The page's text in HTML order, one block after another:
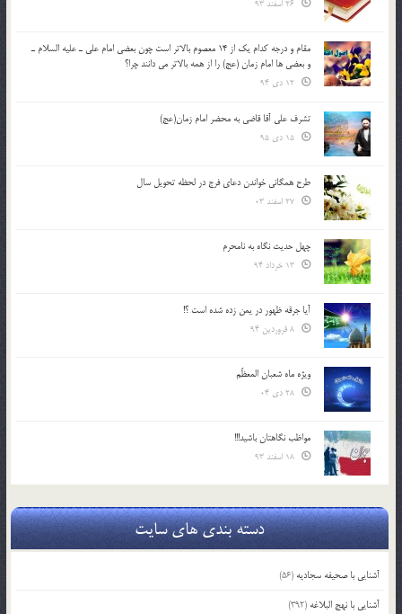
مقام و درجه كدام يك از 14 معصوم بالاتر است چون بعضي امام علي ـ عليه السلام ـ
و بعضي ها امام زمان (عج) را از همه بالاتر مي دانند چرا؟
تشرف علي آقا قاضي به محضر امام زمان(عج)
طرح همگانی خواندن دعای فرج در لحظه تحویل سال
چهل حدیث نگاه به نامحرم
آیا جرقه ظهور در یمن زده شده است ؟!
ویژه ماه شعبان المعظّم
مواظب نگاهتان باشید!!!
دسته بندی های سایت
آشنایی با صحیفه سجادیه (56)
آشنایی با نهج البلاغه (392)